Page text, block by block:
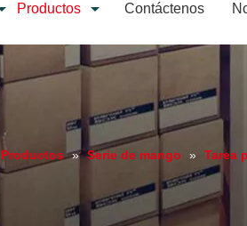
Productos Contáctenos
Productos » Serie de mango » Tarea